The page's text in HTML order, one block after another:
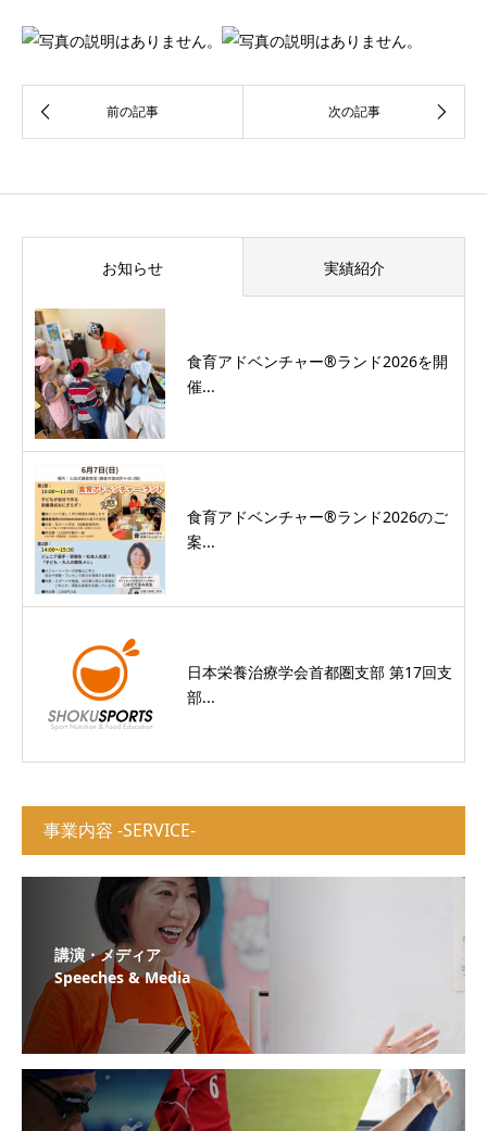
お知らせ 実績紹介
食育アドベンチャー®ランド2026を開
催...
食育アドベンチャー®ランド2026のご
案...
日本栄養治療学会首都圏支部 第17回支
部...
事業内容 -SERVICE-
講演・メディア
Speeches & Media